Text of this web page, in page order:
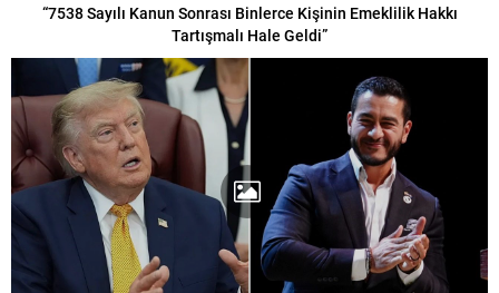
“7538 Sayılı Kanun Sonrası Binlerce Kişinin Emeklilik Hakkı
Tartışmalı Hale Geldi”